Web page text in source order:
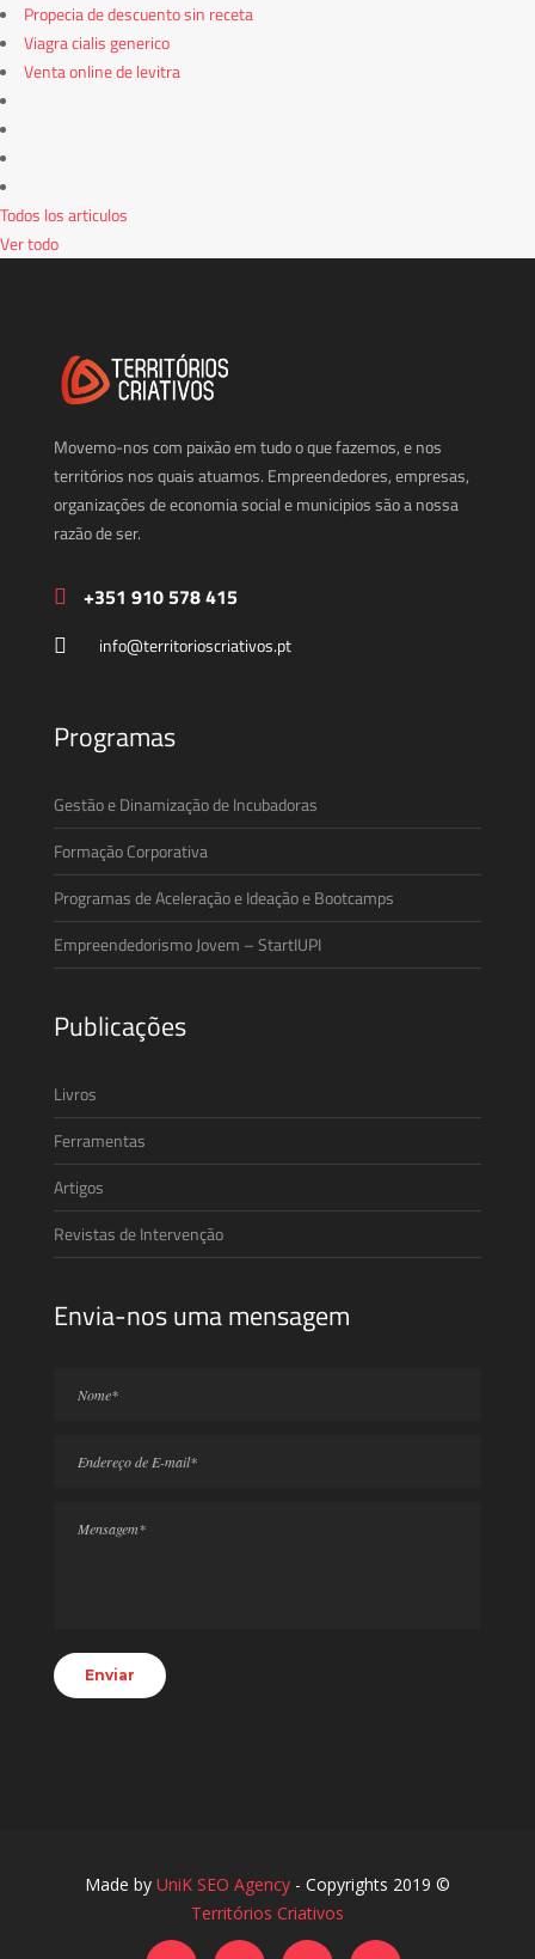
Propecia de descuento sin receta
Viagra cialis generico
Venta online de levitra
Todos los articulos
Ver todo
Movemo-nos com paixão em tudo o que fazemos, e nos
territórios nos quais atuamos. Empreendedores, empresas,
organizações de economia social e municipios são a nossa
razão de ser.
+351 910 578 415
info@territorioscriativos.pt
Programas
Gestão e Dinamização de Incubadoras
Formação Corporativa
Programas de Aceleração e Ideação e Bootcamps
Empreendedorismo Jovem – StartIUPI
Publicações
Livros
Ferramentas
Artigos
Revistas de Intervenção
Envia-nos uma mensagem
Made by UniK SEO Agency - Copyrights 2019 ©
Territórios Criativos